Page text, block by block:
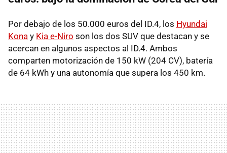
Por debajo de los 50.000 euros del ID.4, los Hyundai
Kona y Kia e-Niro son los dos SUV que destacan y se
acercan en algunos aspectos al ID.4. Ambos
comparten motorización de 150 kW (204 CV), batería
de 64 kWh y una autonomía que supera los 450 km.